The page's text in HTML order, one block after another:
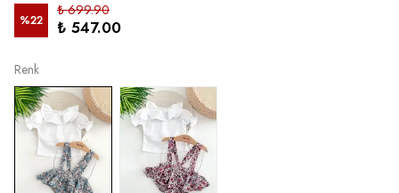
%22
₺ 699.90
₺ 547.00
Renk